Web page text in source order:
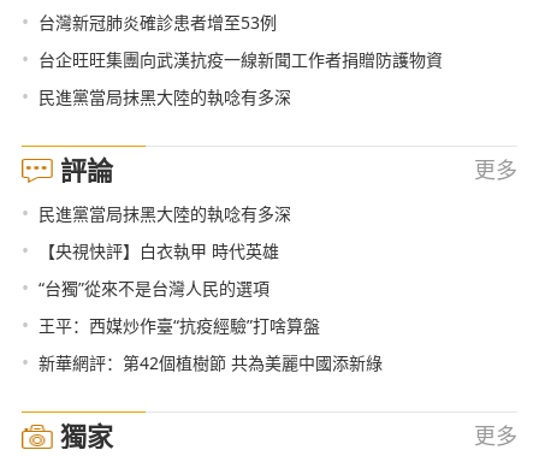
• 台灣新冠肺炎確診患者增至53例
• 台企旺旺集團向武漢抗疫一線新聞工作者捐贈防護物資
• 民進黨當局抹黑大陸的執唸有多深
評論 更多
• 民進黨當局抹黑大陸的執唸有多深
• 【央視快評】白衣執甲 時代英雄
• “台獨”從來不是台灣人民的選項
• 王平：西媒炒作臺“抗疫經驗”打啥算盤
• 新華網評：第42個植樹節 共為美麗中國添新綠
獨家 更多